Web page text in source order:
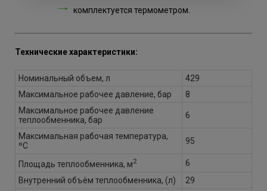
комплектуется термометром.
Технические характеристики:
Номинальный объем, л
429
Максимальное рабочее давление, бар
8
Максимальное рабочее давление
теплообменника, бар
6
Максимальная рабочая температура,
ºС
95
Площадь теплообменника, м2
6
Внутренний объём теплообменника, (л)
29